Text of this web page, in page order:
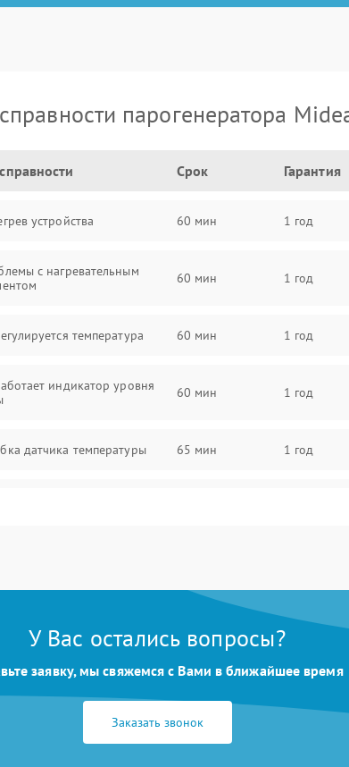
парогенератора
Срок Гарантия
устройства 60 мин 1 год
с нагревательным
60 мин 1 год
температура 60 мин 1 год
индикатор уровня
60 мин 1 год
датчика температуры 65 мин 1 год
70 мин
настройки 65 мин
60 мин
У Вас остались вопросы?
заявку, мы свяжемся с Вами в ближайшее время
Заказать звонок